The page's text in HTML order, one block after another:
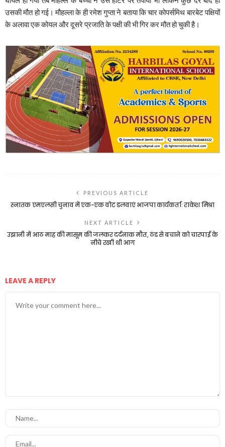
उसकी मौत हो गई। मौहल्ला के ही रमेश गुप्ता ने बताया कि चार कोपर्समिथ बारबेट पक्षियों
के अलावा एक कोयल और दूसरे प्रजाति के पक्षी की भी गिर कर मौत हो चुकी है।
PREVIOUS ARTICLE
स्नातक एमएलसी चुनाव में एक-एक वोट डलवाएं भाजपा कार्यकर्ताः राकेश मिश्रा
NEXT ARTICLE
उझानी में आठ माह की मासूम की जलकर दर्दनाक मौत, ठंड से बचाने को चारपाई के
नीचे रखी थी आग
LEAVE A REPLY